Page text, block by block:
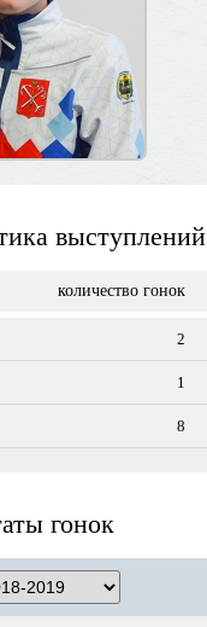
выступлений
количество гонок
2
1
8
гонок